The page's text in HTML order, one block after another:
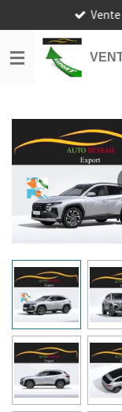
au
contenu
principal